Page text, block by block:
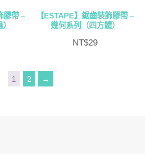
膠帶 –
【ESTAPE】鋸齒裝飾膠帶 –
幾何系列（四方體）
NT$29
1 2 →